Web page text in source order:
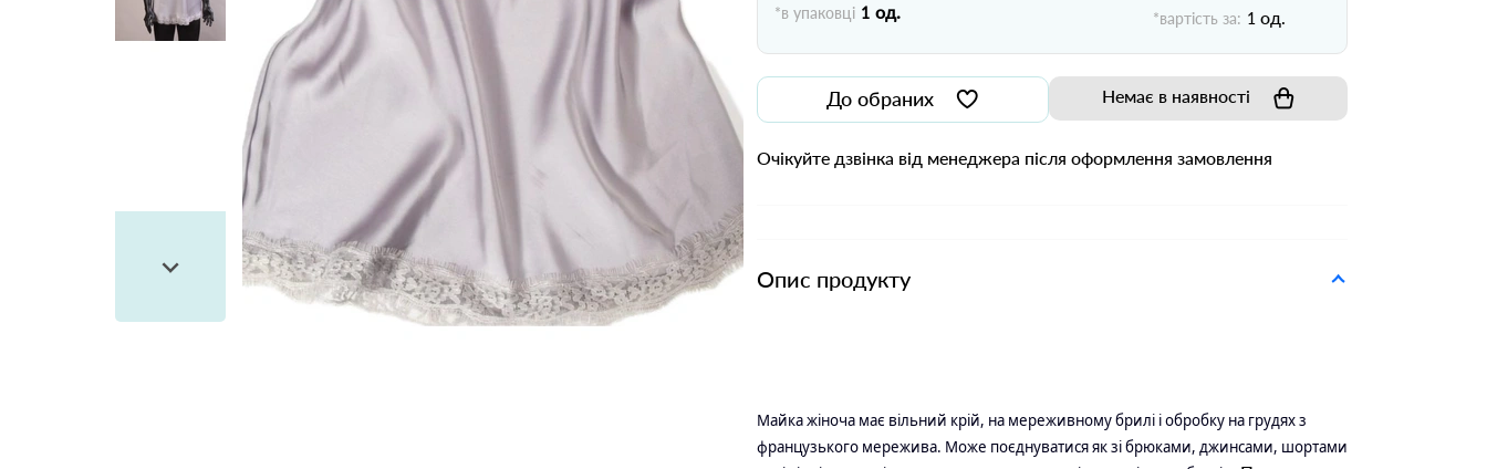
*в упаковці 1 од. *вартість за: 1 од.
До обраних Немає в наявності
Очікуйте дзвінка від менеджера після оформлення замовлення
Опис продукту
Майка жіноча має вільний крій, на мереживному брилі і обробку на грудях з
французького мережива. Може поєднуватися як зі брюками, джинсами, шортами